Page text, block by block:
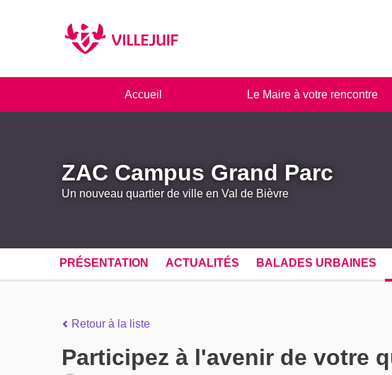
Accueil Le Maire à votre rencontre
ZAC Campus Grand Parc
Un nouveau quartier de ville en Val de Bièvre
PRÉSENTATION ACTUALITÉS BALADES URBAINES
Retour à la liste
Participez à l'avenir de votre